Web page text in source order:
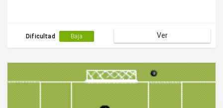
Dificultad Baja Ver